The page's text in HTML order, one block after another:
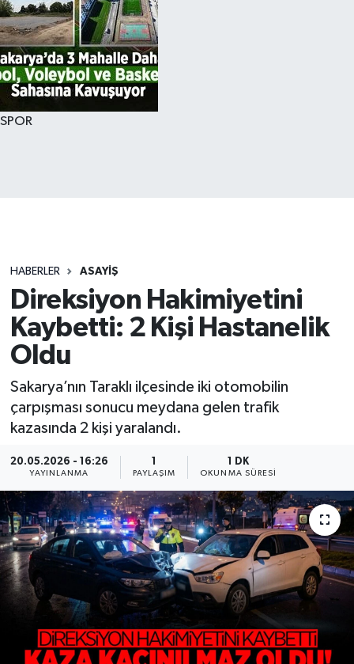
SPOR
HABERLER ASAYİŞ
Direksiyon Hakimiyetini
Kaybetti: 2 Kişi Hastanelik
Oldu
Sakarya’nın Taraklı ilçesinde iki otomobilin
çarpışması sonucu meydana gelen trafik
kazasında 2 kişi yaralandı.
20.05.2026 - 16:26
YAYINLANMA PAYLAŞIM
1 DK
OKUNMA SÜRESI